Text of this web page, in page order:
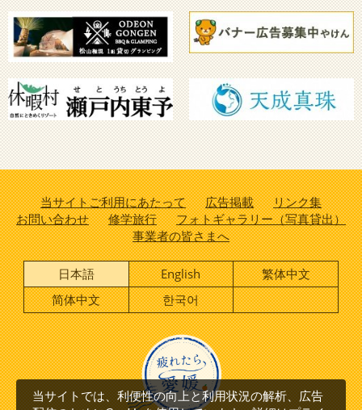
当サイトご利用にあたって 広告掲載
リンク集
お問い合わせ
修学旅行
フォトギャラリー（写真貸出）
事業者の皆さまへ
日本語 English
繁体中文
简体中文
한국어
当サイトでは、利便性の向上と利用状況の解析、広告